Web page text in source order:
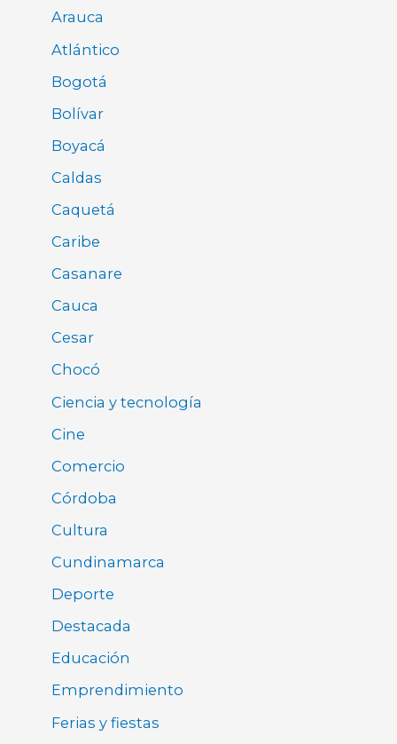
Arauca
Atlántico
Bogotá
Bolívar
Boyacá
Caldas
Caquetá
Caribe
Casanare
Cauca
Cesar
Chocó
Ciencia y tecnología
Cine
Comercio
Córdoba
Cultura
Cundinamarca
Deporte
Destacada
Educación
Emprendimiento
Ferias y fiestas